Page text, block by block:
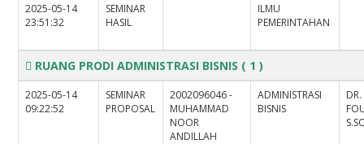
2025-05-14
23:51:32
SEMINAR
HASIL
ILMU
PEMERINTAHAN
RUANG PRODI ADMINISTRASI BISNIS ( 1 )
2025-05-14
09:22:52
SEMINAR
PROPOSAL
2002096046 -
MUHAMMAD
NOOR
ANDILLAH
ADMINISTRASI
BISNIS